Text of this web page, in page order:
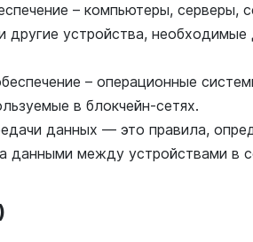
– компьютеры, серверы,
другие устройства, необходимые
– операционные
в блокчейн-сетях.
данных — это правила,
данными между устройствами в